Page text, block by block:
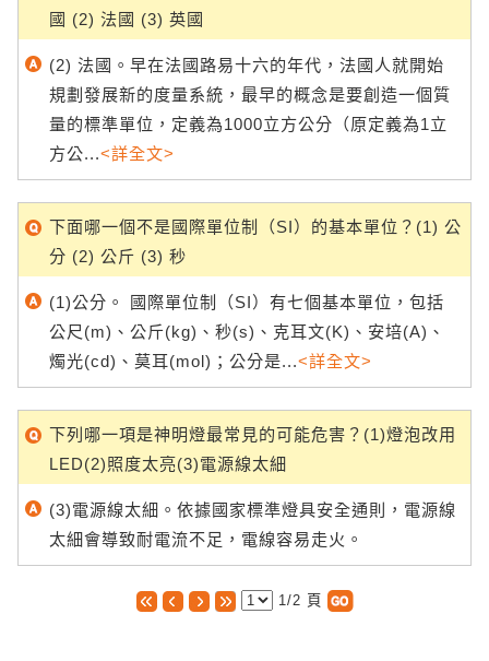
國 (2) 法國 (3) 英國
(2) 法國。早在法國路易十六的年代，法國人就開始
規劃發展新的度量系統，最早的概念是要創造一個質
量的標準單位，定義為1000立方公分（原定義為1立
方公...<詳全文>
下面哪一個不是國際單位制（SI）的基本單位？(1) 公
分 (2) 公斤 (3) 秒
(1)公分。 國際單位制（SI）有七個基本單位，包括
公尺(m)、公斤(kg)、秒(s)、克耳文(K)、安培(A)、
燭光(cd)、莫耳(mol)；公分是...<詳全文>
下列哪一項是神明燈最常見的可能危害？(1)燈泡改用
LED(2)照度太亮(3)電源線太細
(3)電源線太細。依據國家標準燈具安全通則，電源線
太細會導致耐電流不足，電線容易走火。
1/2 頁